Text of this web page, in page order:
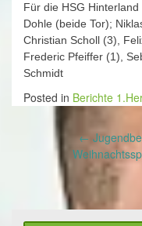
Für die HSG
Dohle (beide Tor);
Christian Scholl (3),
Frederic Pfeiffer (1),
Schmidt
Posted in Berichte
navigation
←